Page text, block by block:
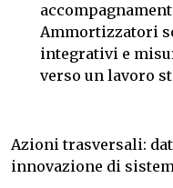
Ammortizzatori
integrativi e
verso un lavoro
Azioni trasversali:
innovazione di